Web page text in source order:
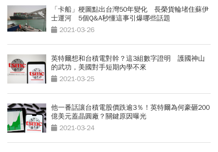
「卡船」梗圖點出台灣50年變化 長榮貨輪堵住蘇伊
士運河 5個Q&A秒懂這事引爆哪些話題
2021-03-26
英特爾想和台積電對幹？這3組數字證明 護國神山
的武功，美國對手短期內學不來
2021-03-25
他一番話讓台積電股價跌逾3％！英特爾為何豪砸200
億美元蓋晶圓廠？關鍵原因曝光
2021-03-24